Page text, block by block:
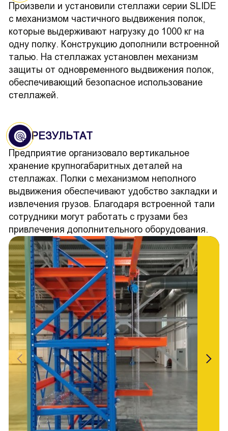
Произвели и установили стеллажи серии SLIDE
с механизмом частичного выдвижения полок,
которые выдерживают нагрузку до 1000 кг на
одну полку. Конструкцию дополнили встроенной
талью. На стеллажах установлен механизм
защиты от одновременного выдвижения полок,
обеспечивающий безопасное использование
стеллажей.
РЕЗУЛЬТАТ
Предприятие организовало вертикальное
хранение крупногабаритных деталей на
стеллажах. Полки с механизмом неполного
выдвижения обеспечивают удобство закладки и
извлечения грузов. Благодаря встроенной тали
сотрудники могут работать с грузами без
привлечения дополнительного оборудования.